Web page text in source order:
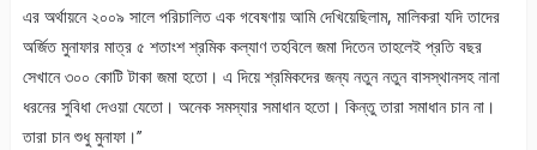
এর অর্থায়নে ২০০৯ সালে পরিচালিত এক গবেষণায় আমি দেখিয়েছিলাম, মালিকরা যদি তাদের
অর্জিত মুনাফার মাত্র ৫ শতাংশ শ্রমিক কল্যাণ তহবিলে জমা দিতেন তাহলেই প্রতি বছর
সেখানে ৩০০ কোটি টাকা জমা হতো। এ দিয়ে শ্রমিকদের জন্য নতুন নতুন বাসস্থানসহ নানা
ধরনের সুবিধা দেওয়া যেতো। অনেক সমস্যার সমাধান হতো। কিন্তু তারা সমাধান চান না।
তারা চান শুধু মুনাফা।’’